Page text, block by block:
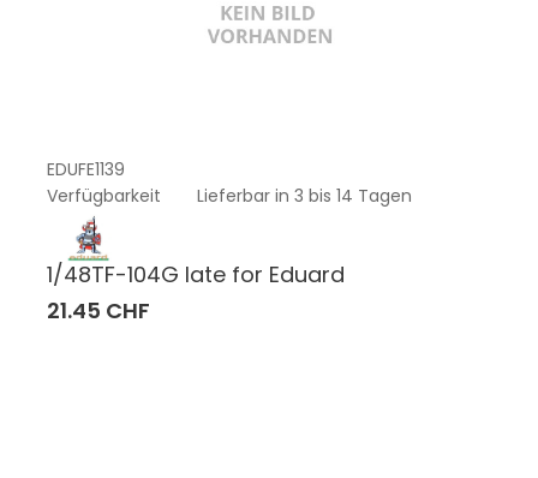
EDUFE1139
Verfügbarkeit
Lieferbar in 3 bis 14 Tagen
1/48TF-104G late for Eduard
21.45 CHF